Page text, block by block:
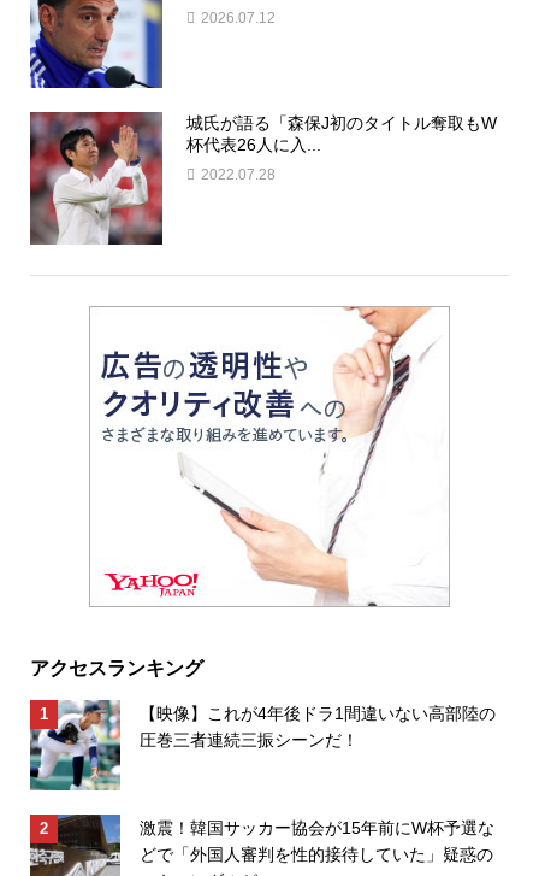
2026.07.12
城氏が語る「森保J初のタイトル奪取もW
杯代表26人に入...
2022.07.28
アクセスランキング
【映像】これが4年後ドラ1間違いない高部陸の
圧巻三者連続三振シーンだ！
激震！韓国サッカー協会が15年前にW杯予選な
どで「外国人審判を性的接待していた」疑惑の